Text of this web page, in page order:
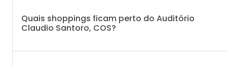
Quais shoppings ficam perto do Auditório
Claudio Santoro, COS?